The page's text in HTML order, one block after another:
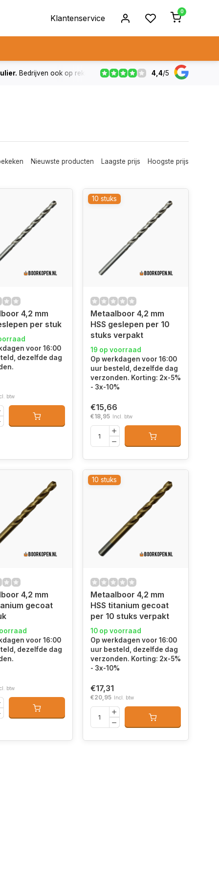
Klantenservice
0
Bedrijven ook op rekening De voorraad die
4,4/5
Nieuwste producten Laagste prijs Hoogste prijs
4,2 mm
per stuk
voor 16:00
dezelfde dag
btw
10 stuks
Metaalboor 4,2 mm
HSS geslepen per 10
stuks verpakt
19 op voorraad
Op werkdagen voor 16:00
uur besteld, dezelfde dag
verzonden. Korting: 2x-5%
- 3x-10%
€15,66
€18,95 Incl. btw
4,2 mm
gecoat
voor 16:00
dezelfde dag
btw
10 stuks
Metaalboor 4,2 mm
HSS titanium gecoat
per 10 stuks verpakt
10 op voorraad
Op werkdagen voor 16:00
uur besteld, dezelfde dag
verzonden. Korting: 2x-5%
- 3x-10%
€17,31
€20,95 Incl. btw